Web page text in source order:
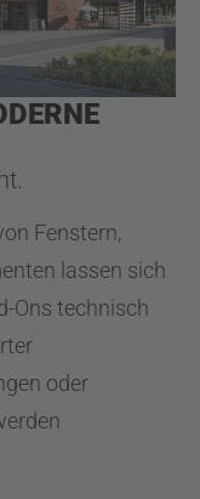
Fenstern,
lassen sich
Ons technisch
oder